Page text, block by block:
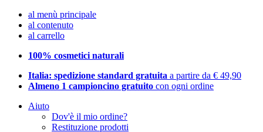
al menù principale
al contenuto
al carrello
100% cosmetici naturali
Italia: spedizione standard gratuita a partire da € 49,90
Almeno 1 campioncino gratuito con ogni ordine
Aiuto
Dov'è il mio ordine?
Restituzione prodotti